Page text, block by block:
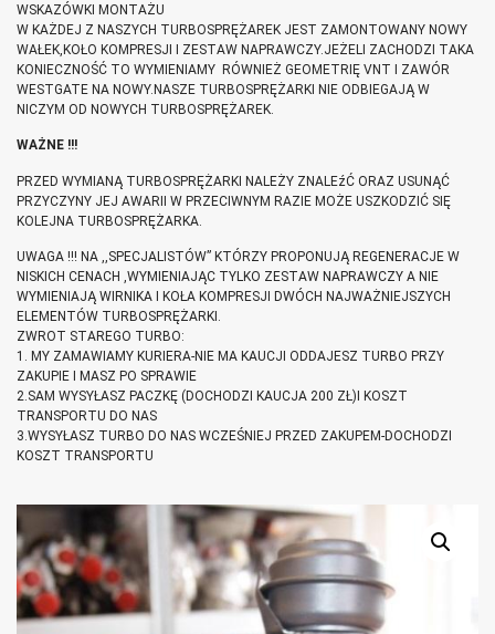
WSKAZÓWKI MONTAŻU
W KAŻDEJ Z NASZYCH TURBOSPRĘŻAREK JEST ZAMONTOWANY NOWY
WAŁEK,KOŁO KOMPRESJI I ZESTAW NAPRAWCZY.JEŻELI ZACHODZI TAKA
KONIECZNOŚĆ TO WYMIENIAMY RÓWNIEŻ GEOMETRIĘ VNT I ZAWÓR
WESTGATE NA NOWY.NASZE TURBOSPRĘŻARKI NIE ODBIEGAJĄ W
NICZYM OD NOWYCH TURBOSPRĘŻAREK.
WAŻNE !!!
PRZED WYMIANĄ TURBOSPRĘŻARKI NALEŻY ZNALEźĆ ORAZ USUNĄĆ
PRZYCZYNY JEJ AWARII W PRZECIWNYM RAZIE MOŻE USZKODZIĆ SIĘ
KOLEJNA TURBOSPRĘŻARKA.
UWAGA !!! NA ,,SPECJALISTÓW” KTÓRZY PROPONUJĄ REGENERACJE W
NISKICH CENACH ,WYMIENIAJĄC TYLKO ZESTAW NAPRAWCZY A NIE
WYMIENIAJĄ WIRNIKA I KOŁA KOMPRESJI DWÓCH NAJWAŻNIEJSZYCH
ELEMENTÓW TURBOSPRĘŻARKI.
ZWROT STAREGO TURBO:
1. MY ZAMAWIAMY KURIERA-NIE MA KAUCJI ODDAJESZ TURBO PRZY
ZAKUPIE I MASZ PO SPRAWIE
2.SAM WYSYŁASZ PACZKĘ (DOCHODZI KAUCJA 200 ZŁ)I KOSZT
TRANSPORTU DO NAS
3.WYSYŁASZ TURBO DO NAS WCZEŚNIEJ PRZED ZAKUPEM-DOCHODZI
KOSZT TRANSPORTU